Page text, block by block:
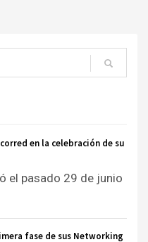
en la celebración de su
el pasado 29 de junio
fase de sus Networking